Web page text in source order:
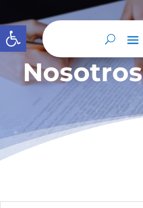
Abrir barra de herramientas
Nosotros